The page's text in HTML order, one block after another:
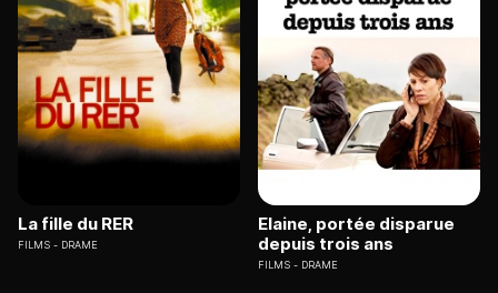
La fille du RER
FILMS DRAME
Elaine, portée disparue
depuis trois ans
FILMS DRAME